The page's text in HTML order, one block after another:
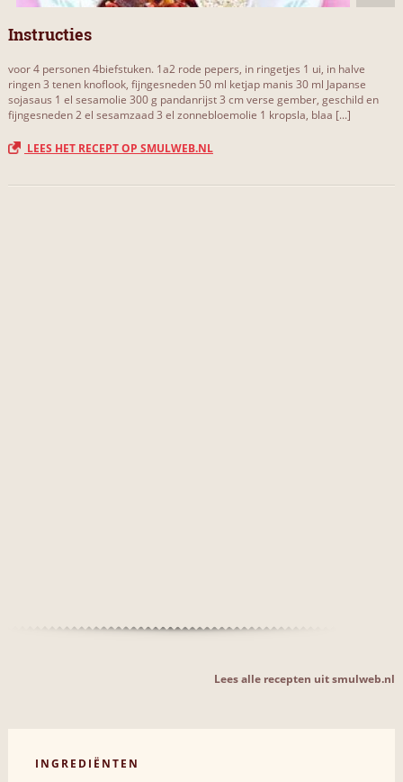
Instructies
voor 4 personen 4biefstuken. 1a2 rode pepers, in ringetjes 1 ui, in halve
ringen 3 tenen knoflook, fijngesneden 50 ml ketjap manis 30 ml Japanse
sojasaus 1 el sesamolie 300 g pandanrijst 3 cm verse gember, geschild en
fijngesneden 2 el sesamzaad 3 el zonnebloemolie 1 kropsla, blaa [...]
LEES HET RECEPT OP SMULWEB.NL
Lees alle recepten uit smulweb.nl
INGREDIËNTEN